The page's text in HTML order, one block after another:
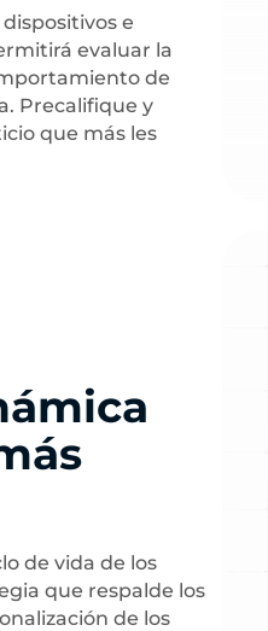
e
evaluar la
de
Precalifique y
que más les
de vida de los
que respalde los
de los